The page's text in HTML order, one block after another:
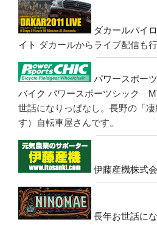
ダカールパイ
イト ダカールからライブ配信も
パワースポー
バイク パワースポーツシック
世話になりっぱなし。長野の「
す）自転車屋さんです。
伊藤産機株式
長年お世話に